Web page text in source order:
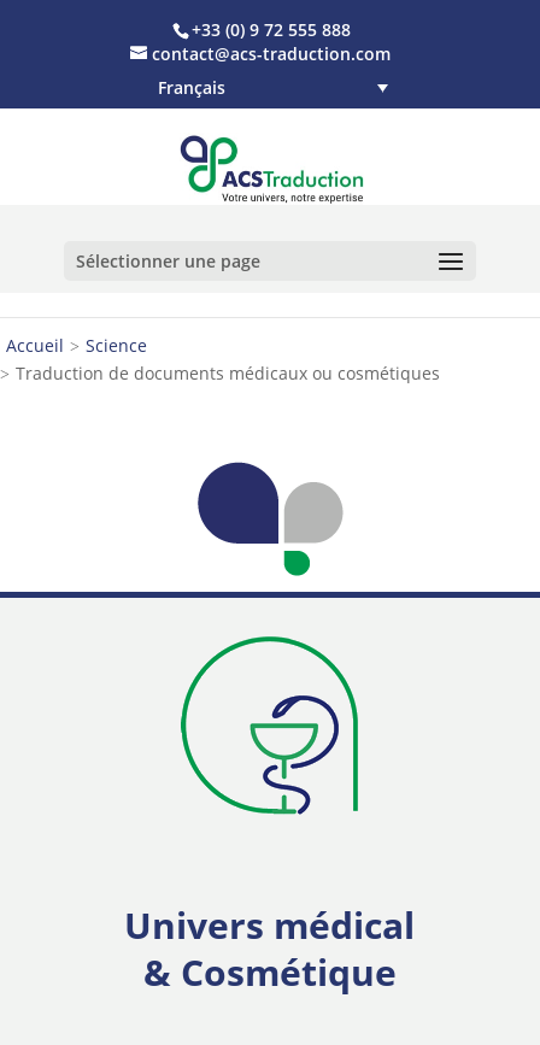
+33 (0) 9 72 555 888
contact@acs-traduction.com
Français
Sélectionner une page
Accueil
Science
Traduction de documents médicaux ou cosmétiques
Univers médical
& Cosmétique